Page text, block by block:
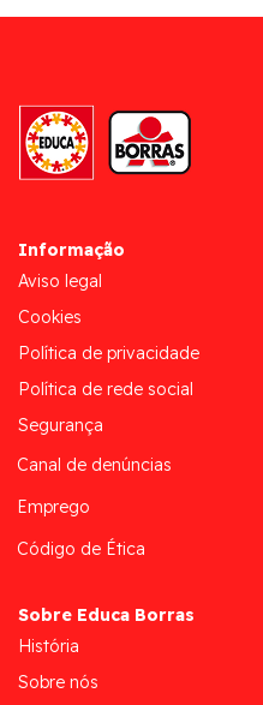
Informação
Aviso legal
Cookies
Política de privacidade
Política de rede social
Segurança
Canal de denúncias
Emprego
Código de Ética
Sobre Educa Borras
História
Sobre nós